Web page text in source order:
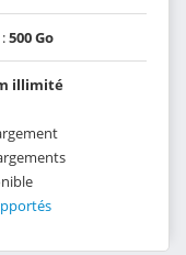
500 Go
illimité